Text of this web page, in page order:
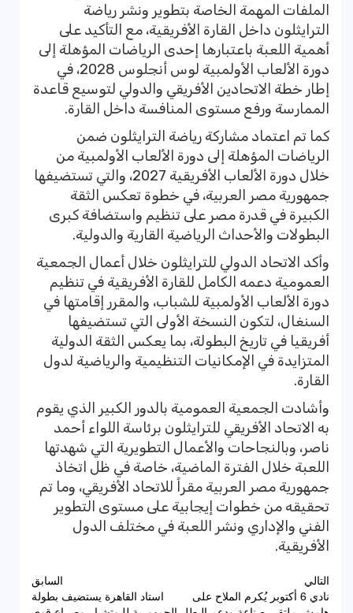
الملفات المهمة الخاصة بتطوير ونشر رياضة
الترايثلون داخل القارة الأفريقية، مع التأكيد على
أهمية اللعبة باعتبارها إحدى الرياضات المؤهلة إلى
دورة الألعاب الأولمبية لوس أنجلوس 2028، في
إطار خطة الاتحادين الأفريقي والدولي لتوسيع قاعدة
الممارسة ورفع مستوى المنافسة داخل القارة.
كما تم اعتماد مشاركة رياضة الترايثلون ضمن
الرياضات المؤهلة إلى دورة الألعاب الأولمبية من
خلال دورة الألعاب الأفريقية 2027، والتي تستضيفها
جمهورية مصر العربية، في خطوة تعكس الثقة
الكبيرة في قدرة مصر على تنظيم واستضافة كبرى
البطولات والأحداث الرياضية القارية والدولية.
وأكد الاتحاد الدولي للترايثلون خلال أعمال الجمعية
العمومية دعمه الكامل للقارة الأفريقية في تنظيم
دورة الألعاب الأولمبية للشباب، والمقرر إقامتها في
السنغال، لتكون النسخة الأولى التي تستضيفها
أفريقيا في تاريخ البطولة، بما يعكس الثقة الدولية
المتزايدة في الإمكانيات التنظيمية والرياضية لدول
القارة.
وأشادت الجمعية العمومية بالدور الكبير الذي يقوم
به الاتحاد الأفريقي للترايثلون برئاسة اللواء أحمد
ناصر، وبالنجاحات والأعمال التطويرية التي شهدتها
اللعبة خلال الفترة الماضية، خاصة في ظل اتخاذ
جمهورية مصر العربية مقراً للاتحاد الأفريقي، وما تم
تحقيقه من خطوات إيجابية على مستوى التطوير
الفني والإداري ونشر اللعبة في مختلف الدول
الأفريقية.
تصفّح
السابق
استاد القاهرة يستضيف بطولة
التالي
نادي 6 أكتوبر يُكرم الملاح على